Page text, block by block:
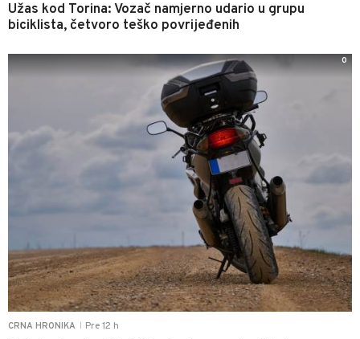
Užas kod Torina: Vozač namjerno udario u grupu
biciklista, četvoro teško povrijeđenih
CRNA HRONIKA Pre 12 h
0